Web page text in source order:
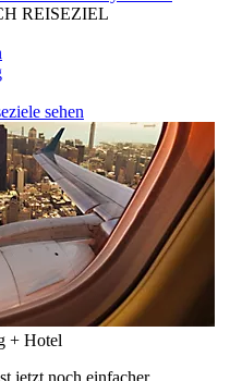
REISEZIEL
sehen
+ Hotel
jetzt noch einfacher